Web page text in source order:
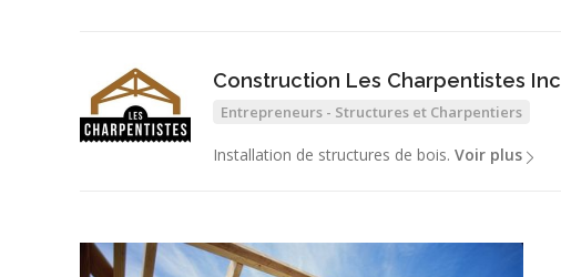
Construction Les Charpentistes Inc
Entrepreneurs - Structures et Charpentiers
Installation de structures de bois. Voir plus